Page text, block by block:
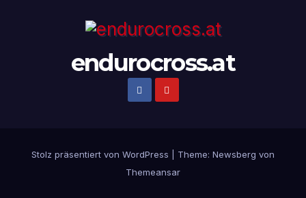
endurocross.at
Stolz präsentiert von WordPress Theme: Newsberg von
Themeansar